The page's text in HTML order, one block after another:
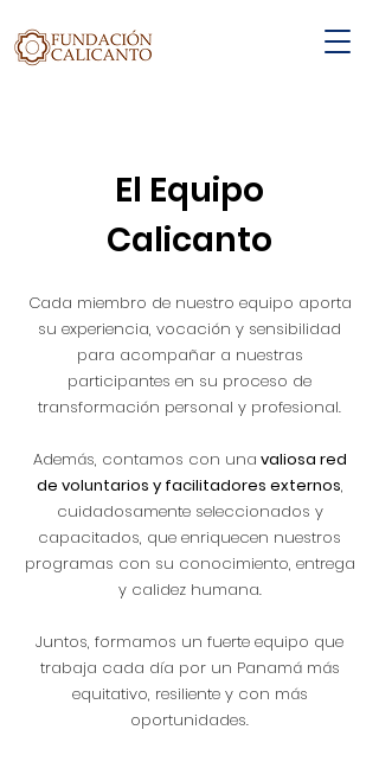
El Equipo
Calicanto
Cada miembro de nuestro equipo aporta
su experiencia, vocación y sensibilidad
para acompañar a nuestras
participantes en su proceso de
transformación personal y profesional.
Además, contamos con una valiosa red
de voluntarios y facilitadores externos,
cuidadosamente seleccionados y
capacitados, que enriquecen nuestros
programas con su conocimiento, entrega
y calidez humana.
Juntos, formamos un fuerte equipo que
trabaja cada día por un Panamá más
equitativo, resiliente y con más
oportunidades.